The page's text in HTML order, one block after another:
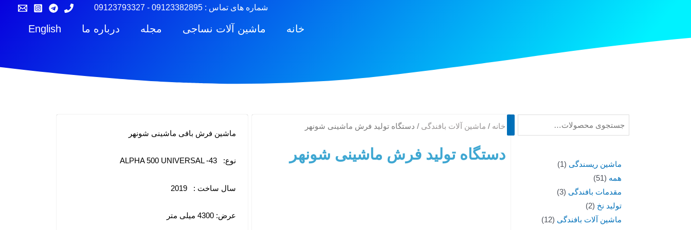
شماره های تماس : -
09123793327
خانه ماشین آلات نساجی مجله درباره ما English
ماشین ریسندگی
1
همه
51
مقدمات بافندگی 3
تولید نخ 2
ماشین آلات بافندگی 12
خانه / ماشین آلات بافندگی / دستگاه تولید فرش ماشینی شونهر
دستگاه تولید فرش ماشینی شونهر
ماشین فرش بافی ماشینی شونهر
نوع: ALPHA 500 UNIVERSAL -43
سال ساخت : 2019
عرض: 4300 میلی متر